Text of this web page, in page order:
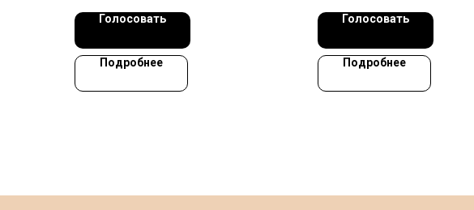
Голосовать
Подробнее
Голосовать
Подробнее